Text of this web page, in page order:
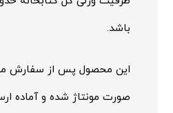
باشد.
این محصول پس از سفارش
صورت مونتاژ شده و آماده